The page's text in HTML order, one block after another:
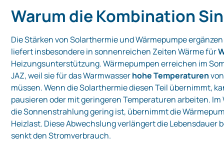
Warum die Kombination
Die Stärken von Solarthermie und Wärmepumpe
liefert insbesondere in sonnenreichen Zeiten Wärme für
Heizungsunterstützung. Wärmepumpen erreichen im
JAZ, weil sie für das Warmwasserhohe Temperaturen
müssen. Wenn die Solarthermie diesen Teil übernimmt,
pausieren oder mit geringeren Temperaturen arbeiten.
die Sonnenstrahlung gering ist, übernimmt die
Heizlast. Diese Abwechslung verlängert die Lebensdauer
senkt den Stromverbrauch.